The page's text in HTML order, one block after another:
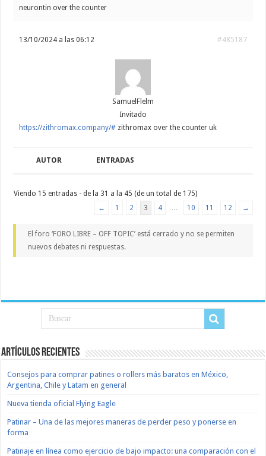
neurontin over the counter
13/10/2024 a las 06:12 #485187
SamuelFlelm
Invitado
https://zithromax.company/# zithromax over the counter uk
AUTOR ENTRADAS
Viendo 15 entradas - de la 31 a la 45 (de un total de 175)
←
1 2 3 4 … 10 11 12 →
El foro ‘FORO LIBRE – OFF TOPIC’ está cerrado y no se permiten
nuevos debates ni respuestas.
Artículos recientes
Consejos para comprar patines o rollers más baratos en México,
Argentina, Chile y Latam en general
Nueva tienda oficial Flying Eagle
Patinar – Una de las mejores maneras de perder peso y ponerse en
forma
Patinaje en línea como ejercicio de bajo impacto: una comparación con el